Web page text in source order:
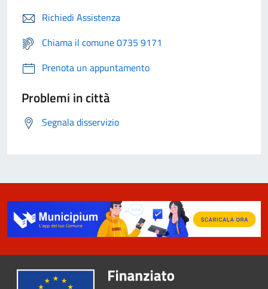
Richiedi Assistenza
Chiama il comune 0735 9171
Prenota un appuntamento
Problemi in città
Segnala disservizio